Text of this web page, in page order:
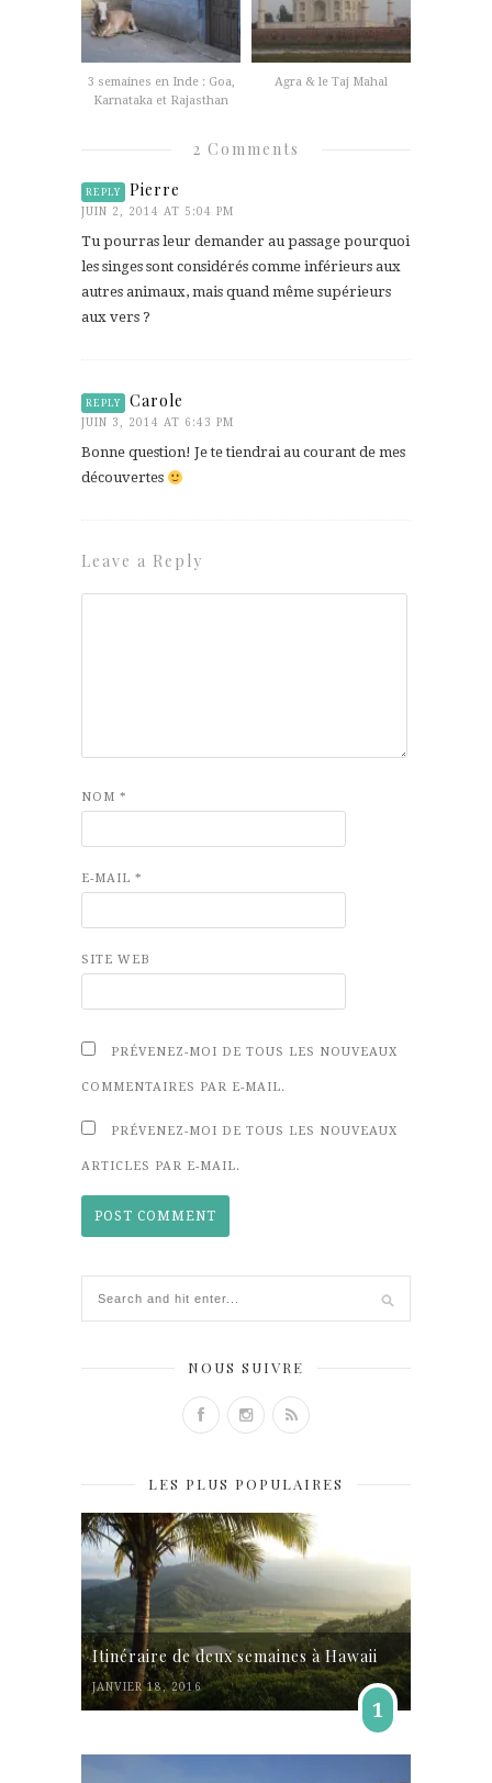
3 semaines en Inde : Goa,
Karnataka et Rajasthan
Agra & le Taj Mahal
2 Comments
REPLY Pierre
JUIN 2, 2014 AT 5:04 PM
Tu pourras leur demander au passage pourquoi
les singes sont considérés comme inférieurs aux
autres animaux, mais quand même supérieurs
aux vers ?
REPLY Carole
JUIN 3, 2014 AT 6:43 PM
Bonne question! Je te tiendrai au courant de mes
découvertes
Leave a Reply
NOM *
E-MAIL *
SITE WEB
PRÉVENEZ-MOI DE TOUS LES NOUVEAUX
COMMENTAIRES PAR E-MAIL.
PRÉVENEZ-MOI DE TOUS LES NOUVEAUX
ARTICLES PAR E-MAIL.
NOUS SUIVRE
LES PLUS POPULAIRES
Itinéraire de deux semaines à Hawaii
JANVIER 18, 2016
1